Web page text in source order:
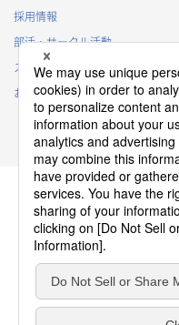
採用情報
部活・サークル活動
スポンサー活動
お問い合わせ
プライバシーポ
ソーシャルメディアポリシー